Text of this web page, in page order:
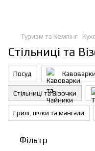
Туризм та Кемпінг
Стільниці та
Посуд
Стільниці та Візочки
Грилі, пічки та мангали
Фільтр